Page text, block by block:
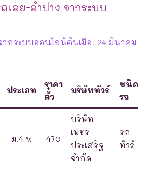
เลย-ลำปาง จากระบบ
ากระบบออนไลน์ค้นเมื่อ: 24 มีนาคม
ประเภท
ราคา
ตั๋ว
บริษัททัวร์
ชนิด
รถ
ม.4 พ 470
บริษัท
เพชร
ประเสริฐ
จำกัด
รถ
ทัวร์